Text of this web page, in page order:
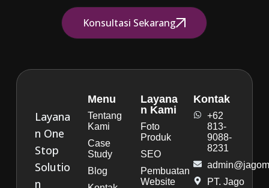
Konsultasi Sekarang
Layana
n One
Stop
Solutio
n
Menu
Tentang
Kami
Case
Study
Blog
Layana
n Kami
Foto
Produk
SEO
Pembuatan
Website
Kontak
+62
813-
9088-
8231
PT. Jago